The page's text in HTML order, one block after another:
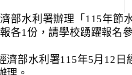
部水利署辦理「115年節
各1份，請學校踴躍報名
濟部水利署115年5月12日